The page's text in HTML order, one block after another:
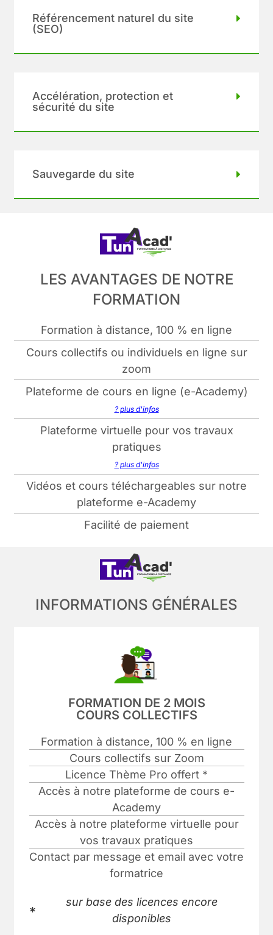
Référencement naturel du site
(SEO)
Accélération, protection et
sécurité du site
Sauvegarde du site
LES AVANTAGES DE NOTRE
FORMATION
Formation à distance, 100 % en ligne
Cours collectifs ou individuels en ligne sur
zoom
Plateforme de cours en ligne (e-Academy)
? plus d'infos
Plateforme virtuelle pour vos travaux
pratiques
? plus d'infos
Vidéos et cours téléchargeables sur notre
plateforme e-Academy
Facilité de paiement
INFORMATIONS GÉNÉRALES
FORMATION DE 2 MOIS
COURS COLLECTIFS
Formation à distance, 100 % en ligne
Cours collectifs sur Zoom
Licence Thème Pro offert *
Accès à notre plateforme de cours e-
Academy
Accès à notre plateforme virtuelle pour
vos travaux pratiques
Contact par message et email avec votre
formatrice
sur base des licences encore
disponibles